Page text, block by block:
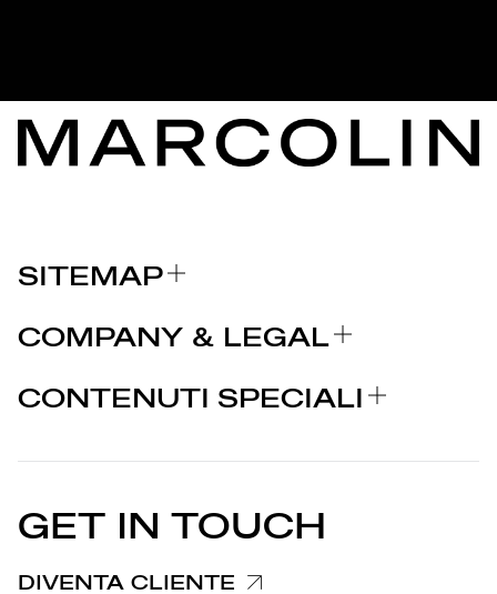
SITEMAP
BRAND
COMUNICATI STAMPA
COMPANY & LEGAL
Note legali
Informativa reclami
CONTENUTI SPECIALI
EU DECLARATION OF
COMUNICATI STAMPA
GET IN TOUCH
DIVENTA CLIENTE